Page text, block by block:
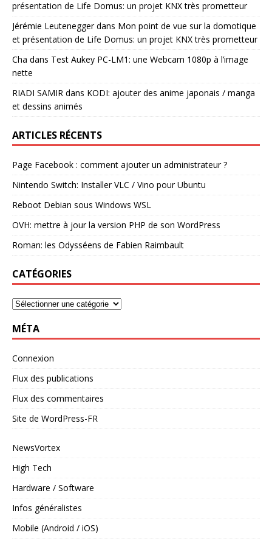
présentation de Life Domus: un projet KNX très prometteur
Jérémie Leuteneggerdans Mon point de vue sur la domotique
et présentation de Life Domus: un projet KNX très prometteur
Cha dans Test Aukey PC-LM1: une Webcam 1080p à l’image
nette
RIADI SAMIR dans KODI: ajouter des anime japonais / manga
et dessins animés
ARTICLES RÉCENTS
Page Facebook : comment ajouter un administrateur ?
Nintendo Switch: Installer VLC / Vino pour Ubuntu
Reboot Debian sous Windows WSL
OVH: mettre à jour la version PHP de son WordPress
Roman: les Odysséens de Fabien Raimbault
CATÉGORIES
MÉTA
Connexion
Flux des publications
Flux des commentaires
Site de WordPress-FR
NewsVortex
High Tech
Hardware / Software
Infos généralistes
Mobile (Android / iOS)